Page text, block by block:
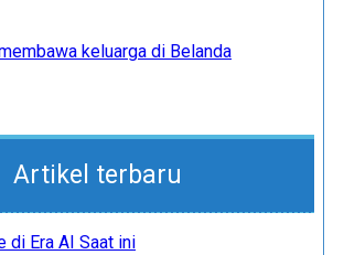
keluarga di Belanda
Artikel terbaru
di Era AI Saat ini